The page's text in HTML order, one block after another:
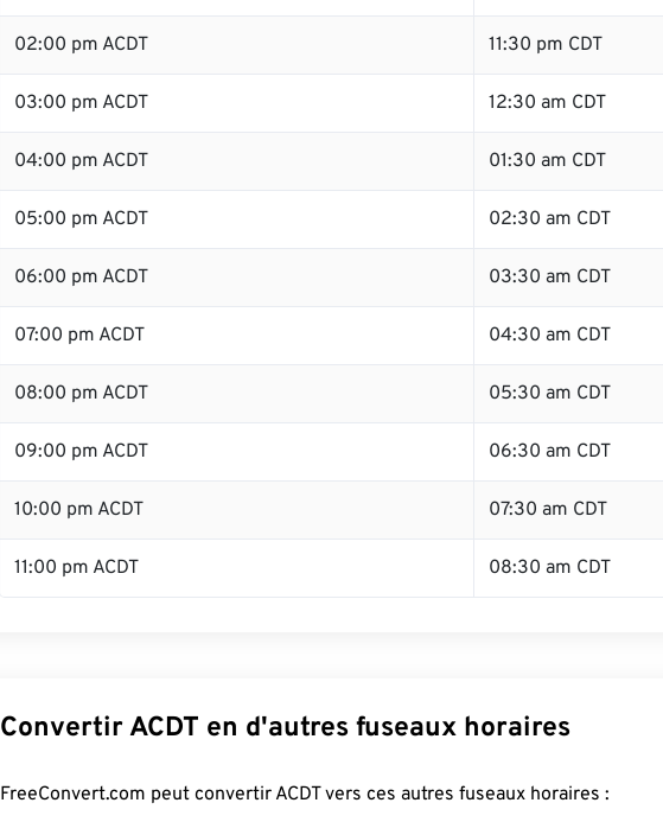
02:00 pm ACDT 11:30 pm CDT
03:00 pm ACDT 12:30 am CDT
04:00 pm ACDT 01:30 am CDT
05:00 pm ACDT 02:30 am CDT
06:00 pm ACDT 03:30 am CDT
07:00 pm ACDT 04:30 am CDT
08:00 pm ACDT 05:30 am CDT
09:00 pm ACDT 06:30 am CDT
10:00 pm ACDT 07:30 am CDT
11:00 pm ACDT 08:30 am CDT
Convertir ACDT en d'autres fuseaux horaires
FreeConvert.com peut convertir ACDT vers ces autres fuseaux horaires :